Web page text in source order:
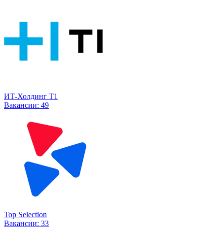
ИТ-Холдинг Т1
Вакансии: 49
Top Selection
Вакансии: 33